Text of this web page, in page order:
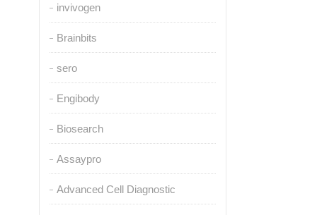
invivogen
Brainbits
sero
Engibody
Biosearch
Assaypro
Advanced Cell Diagnostic